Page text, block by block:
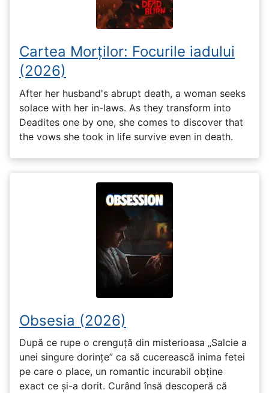
Cartea Morților: Focurile iadului
(2026)
After her husband's abrupt death, a woman seeks
solace with her in-laws. As they transform into
Deadites one by one, she comes to discover that
the vows she took in life survive even in death.
Obsesia (2026)
După ce rupe o crenguță din misterioasa „Salcie a
unei singure dorințe” ca să cucerească inima fetei
pe care o place, un romantic incurabil obține
exact ce și-a dorit. Curând însă descoperă că